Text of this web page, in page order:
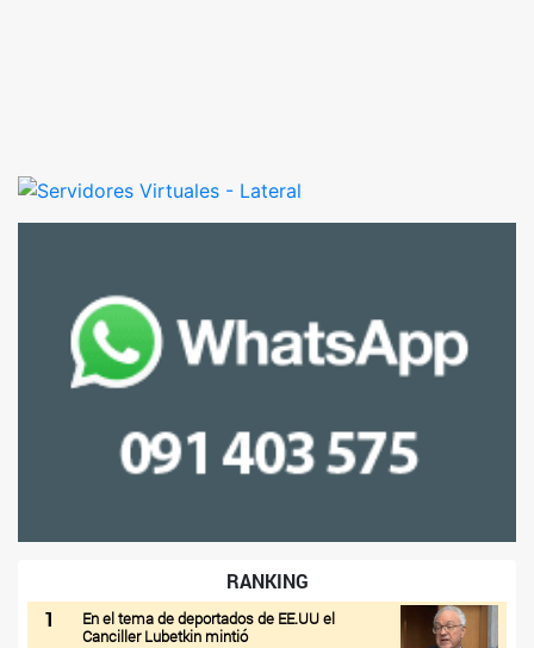
RANKING
1
En el tema de deportados de EE.UU el
Canciller Lubetkin mintió